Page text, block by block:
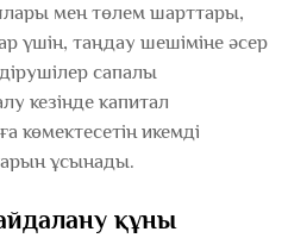
мен төлем шарттары,
үшін, таңдау шешіміне әсер
сапалы
кезінде капитал
көмектесетін икемді
ұсынады.
құны